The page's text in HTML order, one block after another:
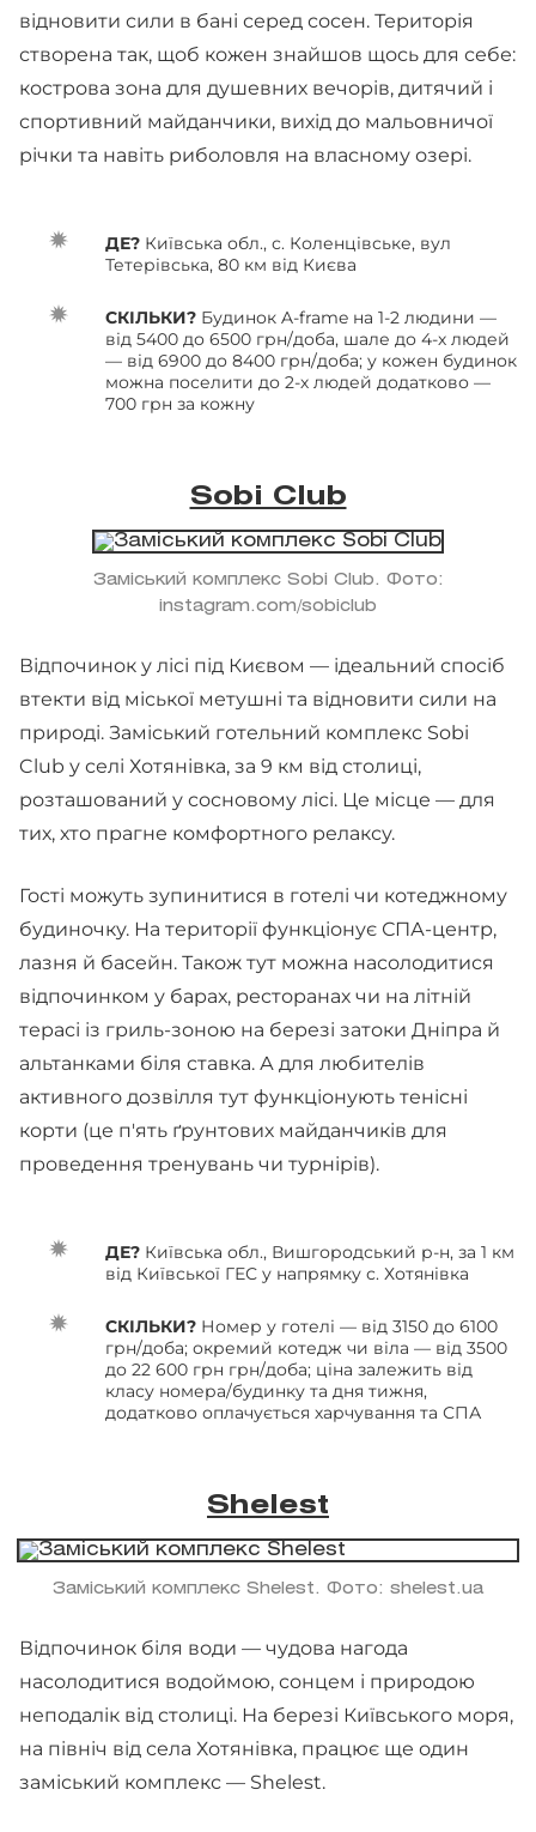
відновити сили в бані серед сосен. Територія
створена так, щоб кожен знайшов щось для себе:
кострова зона для душевних вечорів, дитячий і
спортивний майданчики, вихід до мальовничої
річки та навіть риболовля на власному озері.
ДЕ? Київська обл., с. Коленцівське, вул
Тетерівська, 80 км від Києва
СКІЛЬКИ? Будинок A-frame на 1-2 людини —
від 5400 до 6500 грн/доба, шале до 4-х людей
— від 6900 до 8400 грн/доба; у кожен будинок
можна поселити до 2-х людей додатково —
700 грн за кожну
Sobi Club
Заміський комплекс Sobi Club. Фото:
instagram.com/sobiclub
Відпочинок у лісі під Києвом — ідеальний спосіб
втекти від міської метушні та відновити сили на
природі. Заміський готельний комплекс Sobi
Club у селі Хотянівка, за 9 км від столиці,
розташований у сосновому лісі. Це місце — для
тих, хто прагне комфортного релаксу.
Гості можуть зупинитися в готелі чи котеджному
будиночку. На території функціонує СПА-центр,
лазня й басейн. Також тут можна насолодитися
відпочинком у барах, ресторанах чи на літній
терасі із гриль-зоною на березі затоки Дніпра й
альтанками біля ставка. А для любителів
активного дозвілля тут функціонують тенісні
корти (це п'ять ґрунтових майданчиків для
проведення тренувань чи турнірів).
ДЕ? Київська обл., Вишгородський р-н, за 1 км
від Київської ГЕС у напрямку с. Хотянівка
СКІЛЬКИ? Номер у готелі — від 3150 до 6100
грн/доба; окремий котедж чи віла — від 3500
до 22 600 грн грн/доба; ціна залежить від
класу номера/будинку та дня тижня,
додатково оплачується харчування та СПА
Shelest
Заміський комплекс Shelest. Фото: shelest.ua
Відпочинок біля води — чудова нагода
насолодитися водоймою, сонцем і природою
неподалік від столиці. На березі Київського моря,
на північ від села Хотянівка, працює ще один
заміський комплекс — Shelest.